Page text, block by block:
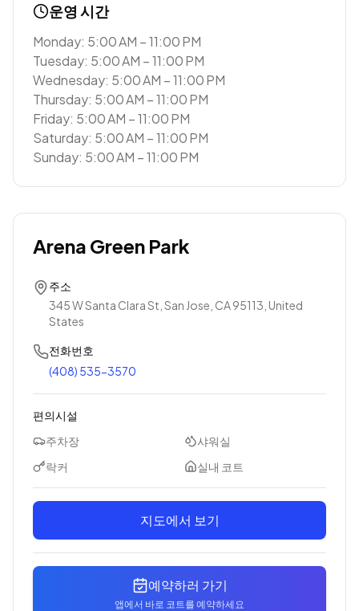
운영 시간
Monday: 5:00 AM – 11:00 PM
Tuesday: 5:00 AM – 11:00 PM
Wednesday: 5:00 AM – 11:00 PM
Thursday: 5:00 AM – 11:00 PM
Friday: 5:00 AM – 11:00 PM
Saturday: 5:00 AM – 11:00 PM
Sunday: 5:00 AM – 11:00 PM
Arena Green Park
주소
345 W Santa Clara St, San Jose, CA 95113, United
States
전화번호
(408) 535-3570
편의시설
주차장
샤워실
락커
실내 코트
지도에서 보기
예약하러 가기
앱에서 바로 코트를 예약하세요